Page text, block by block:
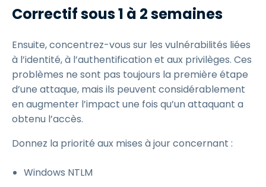
Correctif sous 1 à 2 semaines
Ensuite, concentrez-vous sur les vulnérabilités liées
à l’identité, à l’authentification et aux privilèges. Ces
problèmes ne sont pas toujours la première étape
d’une attaque, mais ils peuvent considérablement
en augmenter l’impact une fois qu’un attaquant a
obtenu l’accès.
Donnez la priorité aux mises à jour concernant :
Windows NTLM